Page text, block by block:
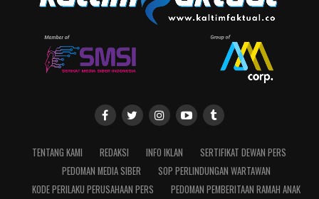
TENTANG KAMI REDAKSI INFO IKLAN
SERTIFIKAT DEWAN PERS
PEDOMAN MEDIA SIBER
SOP PERLINDUNGAN WARTAWAN
KODE PERILAKU PERUSAHAAN PERS
PEDOMAN PEMBERITAAN RAMAH ANAK